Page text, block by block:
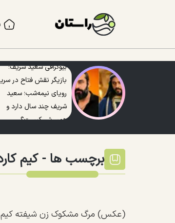
بیوگرافی سعید شریف؛
بازیگر نقش فتاح در
رویای نیمه‌شب؛ سعید
شریف چند سال دارد و
همسرش کیست؟
برچسب ها -کیم
(عکس) مرگ مشکوک زن شیفته کیم